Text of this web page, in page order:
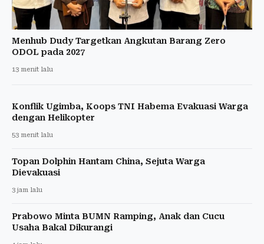
Menhub Dudy Targetkan Angkutan Barang Zero
ODOL pada 2027
13 menit lalu
Konflik Ugimba, Koops TNI Habema Evakuasi Warga
dengan Helikopter
53 menit lalu
Topan Dolphin Hantam China, Sejuta Warga
Dievakuasi
3 jam lalu
Prabowo Minta BUMN Ramping, Anak dan Cucu
Usaha Bakal Dikurangi